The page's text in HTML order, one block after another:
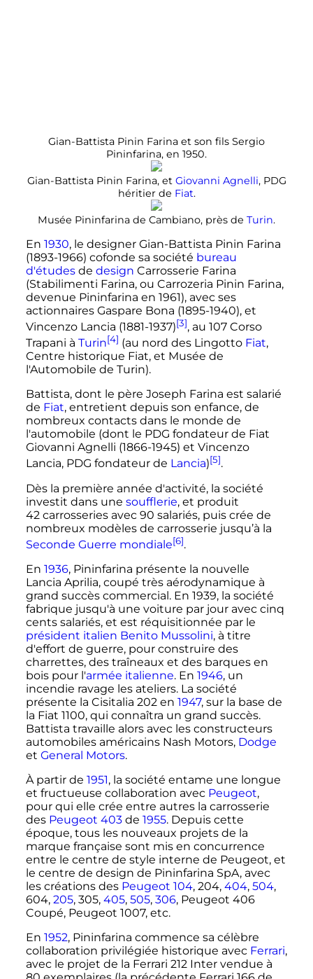
Gian-Battista Pinin Farina et son fils Sergio
Pininfarina, en 1950.
Gian-Battista Pinin Farina, et Giovanni Agnelli, PDG
héritier de Fiat.
Musée Pininfarina de Cambiano, près de Turin.
En 1930, le designer Gian-Battista Pinin Farina
(1893-1966) cofonde sa société bureau
d'étudesde design Carrosserie Farina
(Stabilimenti Farina, ou Carrozeria Pinin Farina,
devenue Pininfarina en 1961), avec ses
actionnaires Gaspare Bona (1895-1940), et
Vincenzo Lancia (1881-1937)[3], au 107 Corso
Trapani à Turin[4] (au nord des Lingotto Fiat,
Centre historique Fiat, et Musée de
l'Automobile de Turin).
Battista, dont le père Joseph Farina est salarié
de Fiat, entretient depuis son enfance, de
nombreux contacts dans le monde de
l'automobile (dont le PDG fondateur de Fiat
Giovanni Agnelli (1866-1945) et Vincenzo
Lancia, PDG fondateur de Lancia)[5].
Dès la première année d'activité, la société
investit dans une soufflerie, et produit
42 carrosseriesavec 90 salariés, puis crée de
nombreux modèles de carrosserie jusqu’à la
Seconde Guerre mondiale[6].
En 1936, Pininfarina présente la nouvelle
Lancia Aprilia, coupé très aérodynamique à
grand succès commercial. En 1939, la société
fabrique jusqu'à une voiture par jour avec cinq
cents salariés, et est réquisitionnée par le
président italien Benito Mussolini, à titre
d'effort de guerre, pour construire des
charrettes, des traîneaux et des barques en
bois pour l'armée italienne. En 1946, un
incendie ravage les ateliers. La société
présente la Cisitalia 202 en 1947, sur la base de
la Fiat 1100, qui connaîtra un grand succès.
Battista travaille alors avec les constructeurs
automobiles américains Nash Motors, Dodge
et General Motors.
À partir de 1951, la société entame une longue
et fructueuse collaboration avec Peugeot,
pour qui elle crée entre autres la carrosserie
des Peugeot 403de 1955. Depuis cette
époque, tous les nouveaux projets de la
marque française sont mis en concurrence
entre le centre de style interne de Peugeot, et
le centre de design de Pininfarina SpA, avec
les créations des Peugeot 104, 204, 404, 504,
604, 205, 305, 405, 505, 306, Peugeot 406
Coupé, Peugeot 1007, etc.
En 1952, Pininfarina commence sa célèbre
collaboration privilégiée historique avec Ferrari,
avec le projet de la Ferrari 212 Inter vendue à